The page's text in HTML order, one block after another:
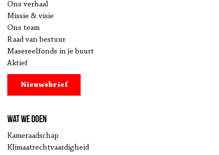
Ons verhaal
Missie & visie
Ons team
Raad van bestuur
Masereelfonds in je buurt
Aktief
Nieuwsbrief
Wat we doen
Kameraadschap
Klimaatrechtvaardigheid